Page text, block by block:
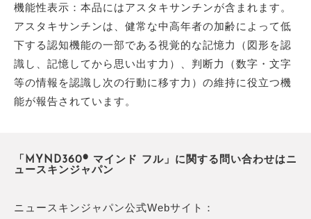
機能性表示：本品にはアスタキサンチンが含まれます。
アスタキサンチンは、健常な中高年者の加齢によって低
下する認知機能の一部である視覚的な記憶力（図形を認
識し、記憶してから思い出す力）、判断力（数字・文字
等の情報を認識し次の行動に移す力）の維持に役立つ機
能が報告されています。
「MYND360® マインド フル」に関する問い合わせはニ
ュースキンジャパン
ニュースキンジャパン公式Webサイト：